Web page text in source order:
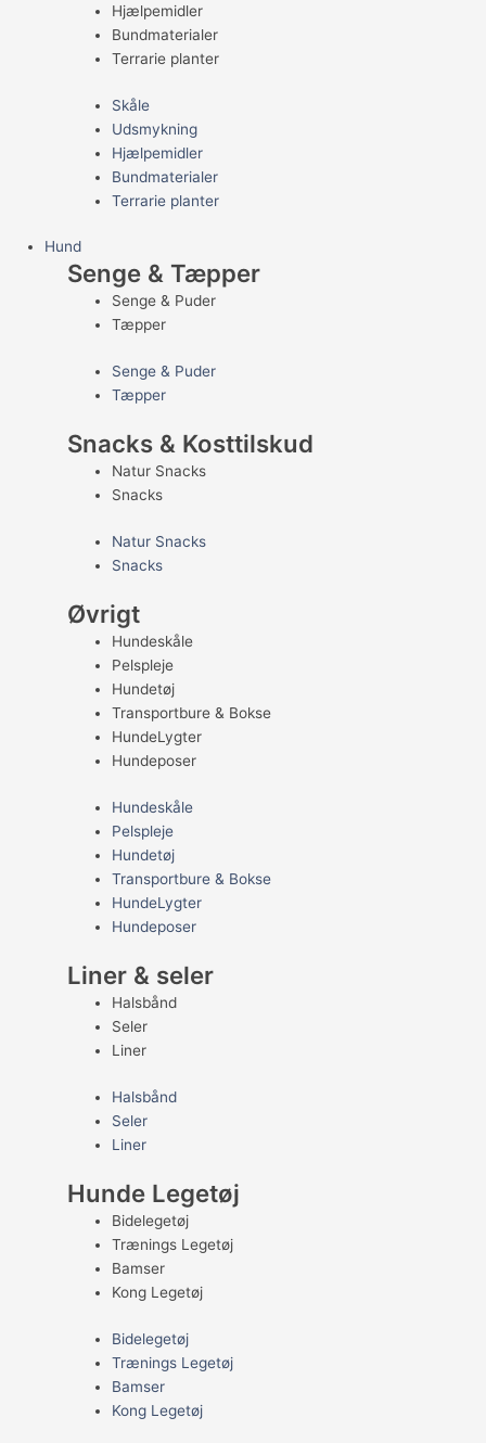
Hjælpemidler
Bundmaterialer
Terrarie planter
Skåle
Udsmykning
Hjælpemidler
Bundmaterialer
Terrarie planter
Hund
Senge & Tæpper
Senge & Puder
Tæpper
Senge & Puder
Tæpper
Snacks & Kosttilskud
Natur Snacks
Snacks
Natur Snacks
Snacks
Øvrigt
Hundeskåle
Pelspleje
Hundetøj
Transportbure & Bokse
HundeLygter
Hundeposer
Hundeskåle
Pelspleje
Hundetøj
Transportbure & Bokse
HundeLygter
Hundeposer
Liner & seler
Halsbånd
Seler
Liner
Halsbånd
Seler
Liner
Hunde Legetøj
Bidelegetøj
Trænings Legetøj
Bamser
Kong Legetøj
Bidelegetøj
Trænings Legetøj
Bamser
Kong Legetøj